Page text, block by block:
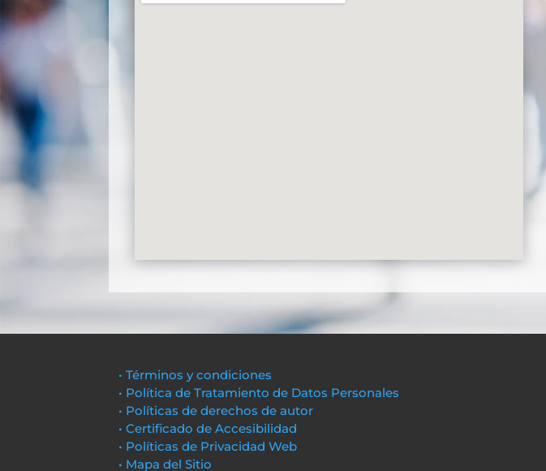
• Términos y condiciones
• Política de Tratamiento de Datos Personales
• Políticas de derechos de autor
• Certificado de Accesibilidad
• Políticas de Privacidad Web
• Mapa del Sitio